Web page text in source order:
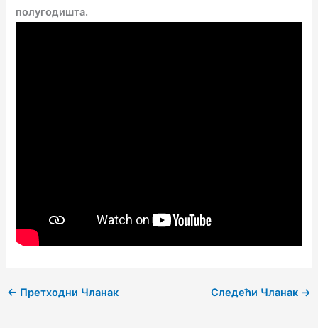
полугодишта.
← Претходни Чланак Следећи Чланак →